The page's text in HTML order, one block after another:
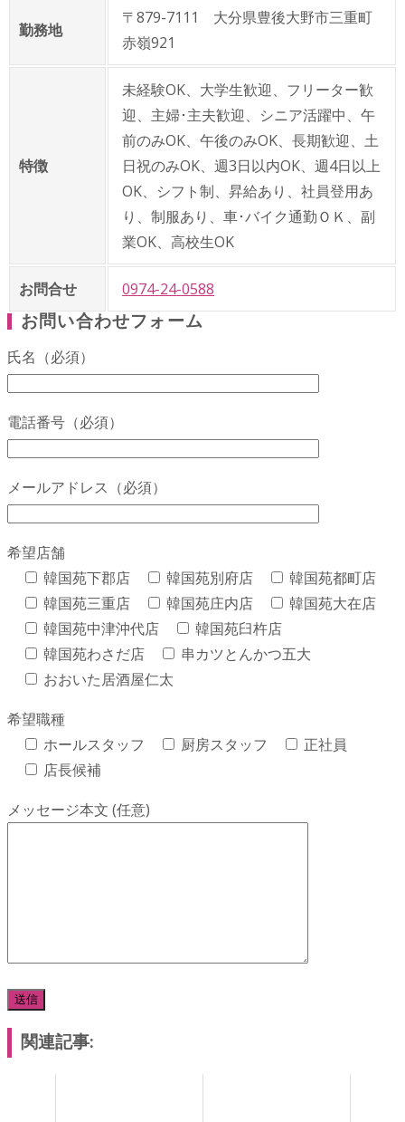
勤務地
〒879-7111 大分県豊後大野市三重町
赤嶺921
特徴
未経験OK、大学生歓迎、フリーター歓
迎、主婦･主夫歓迎、シニア活躍中、午
前のみOK、午後のみOK、長期歓迎、土
日祝のみOK、週3日以内OK、週4日以上
OK、シフト制、昇給あり、社員登用あ
り、制服あり、車･バイク通勤ＯＫ、副
業OK、高校生OK
お問合せ
0974-24-0588
お問い合わせフォーム
氏名（必須）
電話番号（必須）
メールアドレス（必須）
希望店舗
韓国苑下郡店
韓国苑別府店
韓国苑都町店
韓国苑三重店
韓国苑庄内店
韓国苑大在店
韓国苑中津沖代店
韓国苑臼杵店
韓国苑わさだ店
串カツとんかつ五大
おおいた居酒屋仁太
希望職種
ホールスタッフ
厨房スタッフ
正社員
店長候補
メッセージ本文 (任意)
関連記事: